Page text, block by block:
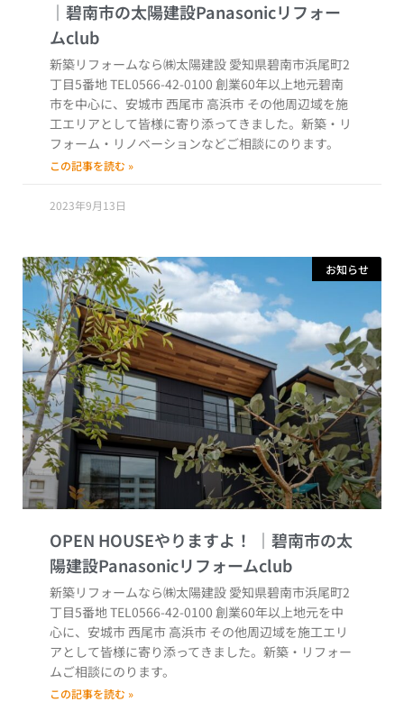
新築リフォームなら㈱太陽建設 愛知県碧南市浜尾町2
丁目5番地 TEL0566-42-0100 創業60年以上地元碧南
市を中心に、安城市 西尾市 高浜市 その他周辺域を施
工エリアとして皆様に寄り添ってきました。新築・リ
フォーム・リノベーションなどご相談にのります。
この記事を読む »
2023年9月13日
お知らせ
OPEN HOUSEやりますよ！
新築リフォームなら㈱太陽建設 愛知県碧南市浜尾町2
丁目5番地 TEL0566-42-0100 創業60年以上地元を中
心に、安城市 西尾市 高浜市 その他周辺域を施工エリ
アとして皆様に寄り添ってきました。新築・リフォー
ムご相談にのります。
この記事を読む »